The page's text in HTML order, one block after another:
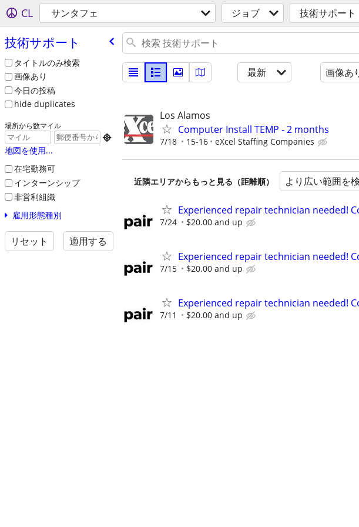
CL サンタフェ ジョブ 技術サポート
技術サポート
タイトルのみ検索
画像あり
今日の投稿
hide duplicates
場所から数マイル

地図を使用...
在宅勤務可
インターンシップ
非営利組織
雇用形態種別
リセット 適用する
最新 画像あ
Los Alamos
Computer Install TEMP - 2 months
7/18 15-16 eXcel Staffing Companies
近隣エリアからもっと見る（距離順） より広い範囲を
Experienced repair technician needed!
7/24 $20.00 and up
Experienced repair technician needed!
7/15 $20.00 and up
Experienced repair technician needed!
7/11 $20.00 and up